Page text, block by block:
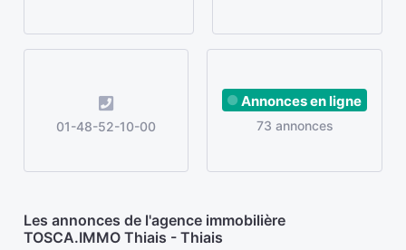
01-48-52-10-00
Annonces en ligne
73 annonces
Les annonces de l'agence immobilière
TOSCA.IMMO Thiais - Thiais